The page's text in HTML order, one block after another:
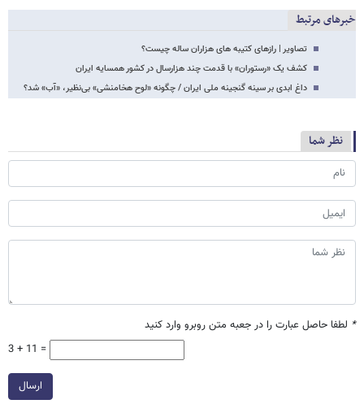
خبرهای مرتبط
تصاویر | رازهای کتیبه های هزاران ساله چیست؟
کشف یک «رستوران» با قدمت چند هزارسال در کشور همسایه ایران
داغ ابدی بر سینه گنجینه ملی ایران / چگونه «لوح هخامنشی» بی‌نظیر، «آب» شد؟
نظر شما
* لطفا حاصل عبارت را در جعبه متن روبرو وارد کنید
3 + 11 =
ارسال